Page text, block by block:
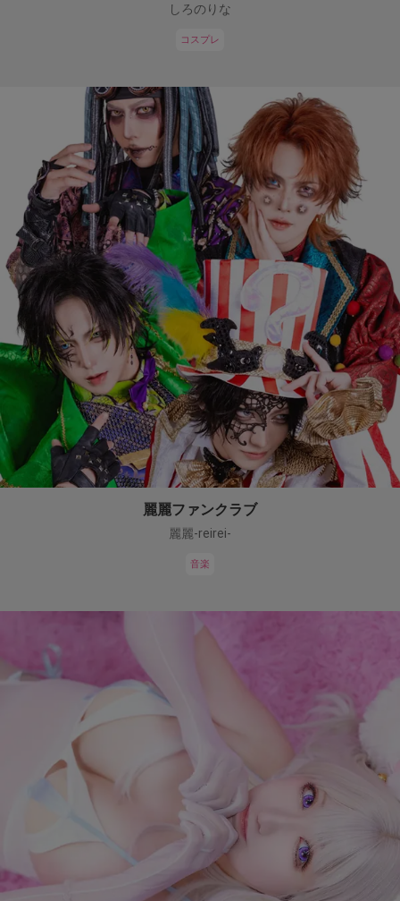
しろのりな
コスプレ
麗麗ファンクラブ
麗麗-reirei-
音楽